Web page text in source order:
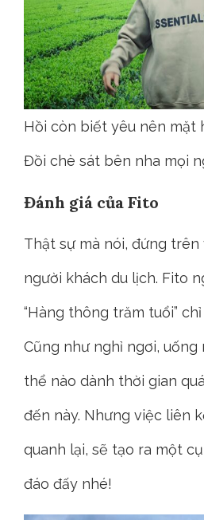
Hồi còn biết yêu nên mặt
Đồi chè sát bên nha mọi
Đánh giá của Fito
Thật sự mà nói, đứng
người khách du lịch. Fito
“Hàng thông trăm tuổi” chỉ
Cũng như nghỉ ngơi,
thể nào dành thời gian
đến này. Nhưng việc liên
quanh lại, sẽ tạo ra một
đáo đấy nhé!